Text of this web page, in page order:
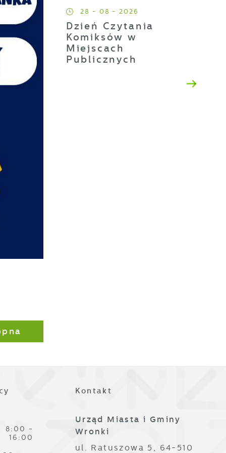
28 - 08 - 2026
Dzień Czytania
Komiksów w
Miejscach
Publicznych
8:00 -
16:00
Kontakt
Urząd Miasta i Gminy
Wronki
ul. Ratuszowa 5, 64-510